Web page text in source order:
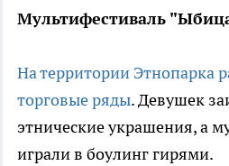
Мультифестиваль
На территории Этнопарка
торговые ряды. Девушек
этнические украшения, а
играли в боулинг гирями.